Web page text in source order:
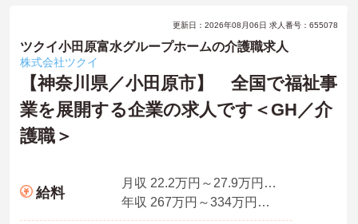
更新日：2026年08月06日 求人番号：655078
ツクイ小田原富水グループホームの介護職求人
株式会社ツクイ
【神奈川県／小田原市】 全国で福祉事
業を展開する企業の求人です＜GH／介
護職＞
給料
月収 22.2万円～27.9万円程度（諸手当込み）
年収 267万円～334万円程度（別途賞与付与）